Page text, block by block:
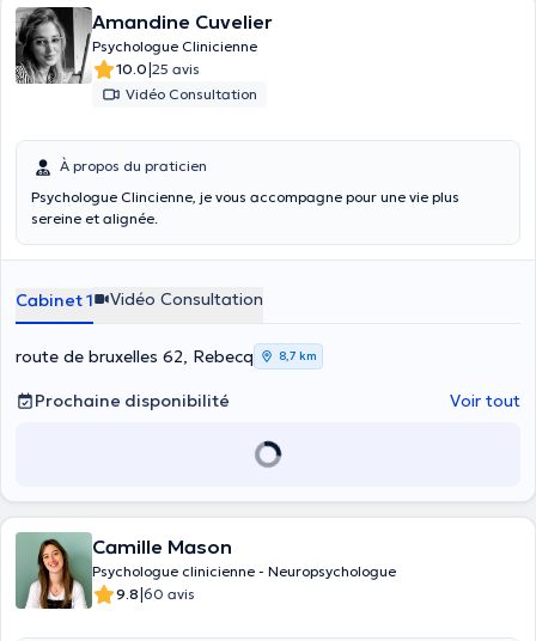
Amandine Cuvelier
Psychologue Clinicienne
10.0|25 avis
Vidéo Consultation
À propos du praticien
Psychologue Clincienne, je vous accompagne pour une vie plus
sereine et alignée.
Cabinet 1 Vidéo Consultation
route de bruxelles 62, Rebecq 8,7 km
Prochaine disponibilité Voir tout
Camille Mason
Psychologue clinicienne - Neuropsychologue
9.8|60 avis